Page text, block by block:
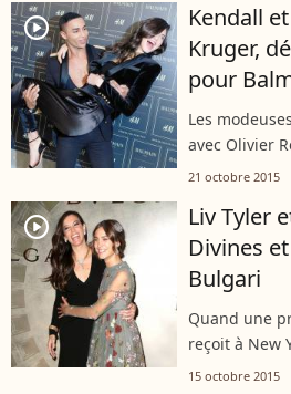
player2
Kendall
Kruger,
pour
Les
avec Olivier
une grande
21 octobre 2015
player2
Liv Tyler
Divines
Bulgari
Quand une
reçoit à New
15 octobre 2015